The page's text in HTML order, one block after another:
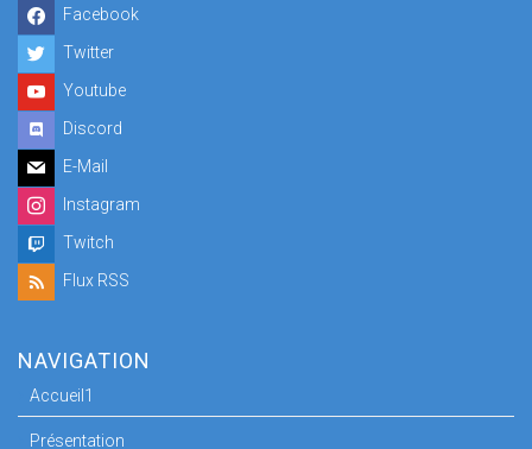
Facebook
Twitter
Youtube
Discord
E-Mail
Instagram
Twitch
Flux RSS
NAVIGATION
Accueil1
Présentation